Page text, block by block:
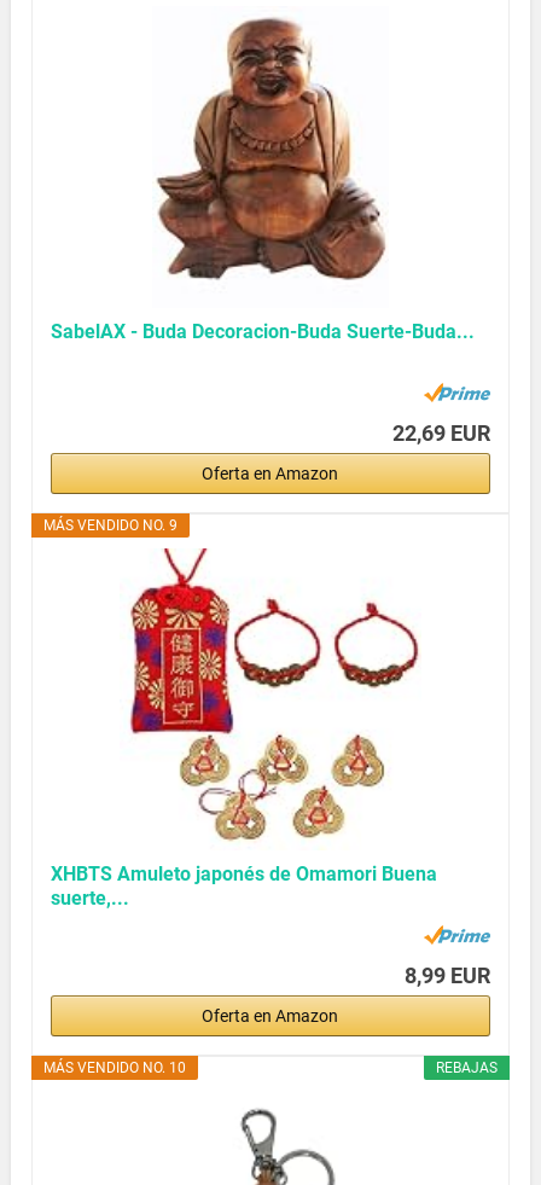
SabelAX - Buda Decoracion-Buda Suerte-Buda...
22,69 EUR
Oferta en Amazon
MÁS VENDIDO NO. 9
XHBTS Amuleto japonés de Omamori Buena
suerte,...
8,99 EUR
Oferta en Amazon
REBAJAS
MÁS VENDIDO NO. 10